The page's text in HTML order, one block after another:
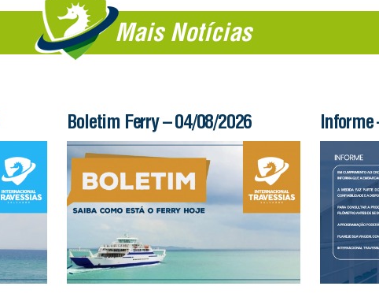
Mais Notícias
Boletim Ferry – 04/08/2026 Informe